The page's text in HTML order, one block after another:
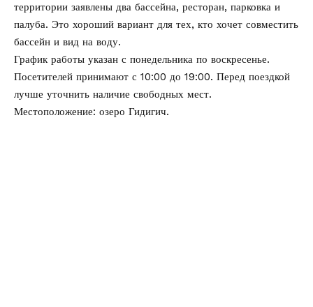
территории заявлены два бассейна, ресторан, парковка и
палуба. Это хороший вариант для тех, кто хочет совместить
бассейн и вид на воду.
График работы указан с понедельника по воскресенье.
Посетителей принимают с 10:00 до 19:00. Перед поездкой
лучше уточнить наличие свободных мест.
Местоположение: озеро Гидигич.